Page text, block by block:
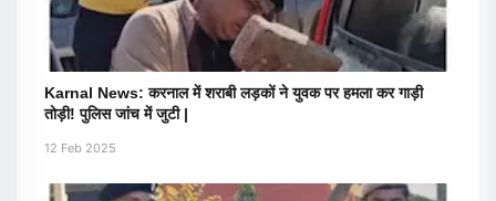
Karnal News: करनाल में शराबी लड़कों ने युवक पर हमला कर गाड़ी
तोड़ी! पुलिस जांच में जुटी |
12 Feb 2025